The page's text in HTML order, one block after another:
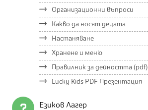
Организационни въпроси
Какво да носят децата
Настаняване
Хранене и меню
Правилник за дейността (pdf)
Lucky Kids PDF Презентация
Езиков Лагер